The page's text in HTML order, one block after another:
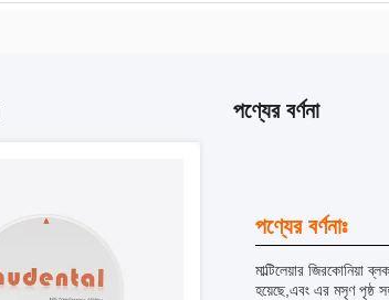
পণ্যের বর্ণনা
পণ্যের বর্ণনাঃ
মাল্টিলেয়ার জিরকোনিয়া
হয়েছে,এবং এর মসৃণ পৃষ্ঠ